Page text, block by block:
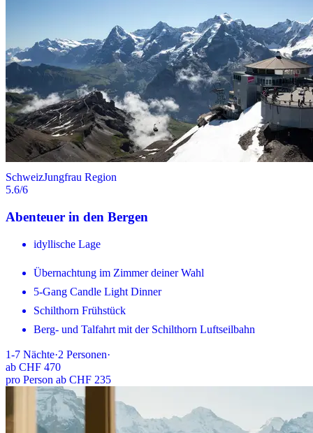
SchweizJungfrau Region
5.6/6
Abenteuer in den Bergen
idyllische Lage
Übernachtung im Zimmer deiner Wahl
5-Gang Candle Light Dinner
Schilthorn Frühstück
Berg- und Talfahrt mit der Schilthorn Luftseilbahn
1-7 Nächte·2 Personen·
ab CHF 470
pro Person ab CHF 235